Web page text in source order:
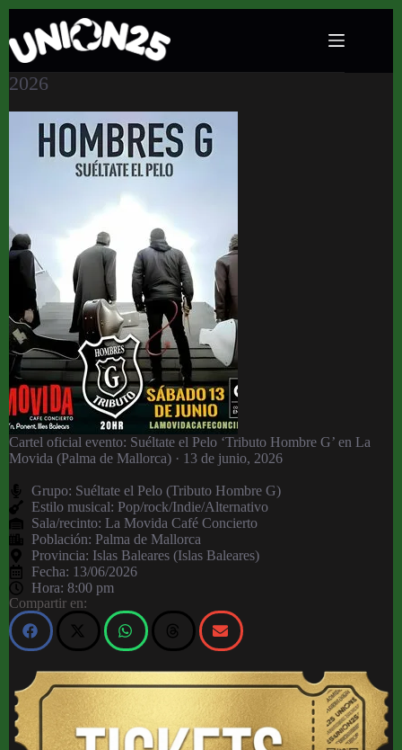
Suéltate el Pelo ‘Tributo Hombre G’ en La
Movida (Palma de Mallorca) · 13 de junio,
2026
Cartel oficial evento: Suéltate el Pelo ‘Tributo Hombre G’ en La
Movida (Palma de Mallorca) · 13 de junio, 2026
Grupo: Suéltate el Pelo (Tributo Hombre G)
Estilo musical: Pop/rock/Indie/Alternativo
Sala/recinto: La Movida Café Concierto
Población: Palma de Mallorca
Provincia: Islas Baleares (Islas Baleares)
Fecha: 13/06/2026
Hora: 8:00 pm
Compartir en: